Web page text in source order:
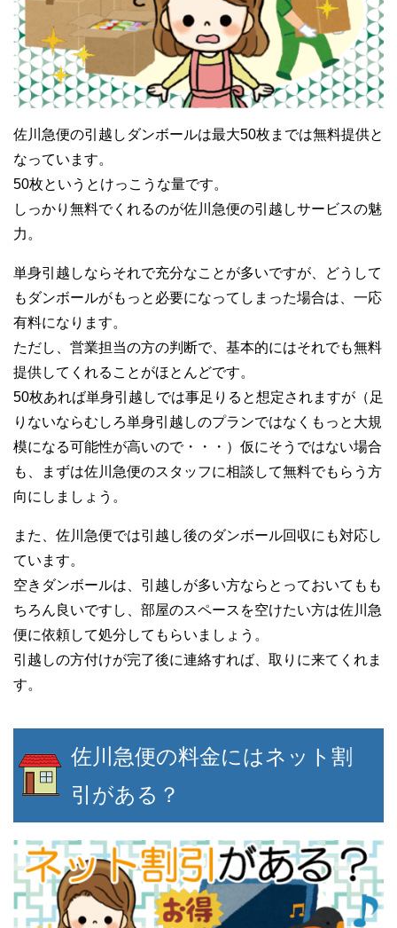
佐川急便の引越しダンボールは最大50枚までは無料提供と
なっています。
50枚というとけっこうな量です。
しっかり無料でくれるのが佐川急便の引越しサービスの魅
力。
単身引越しならそれで充分なことが多いですが、どうして
もダンボールがもっと必要になってしまった場合は、一応
有料になります。
ただし、営業担当の方の判断で、基本的にはそれでも無料
提供してくれることがほとんどです。
50枚あれば単身引越しでは事足りると想定されますが（足
りないならむしろ単身引越しのプランではなくもっと大規
模になる可能性が高いので・・・）仮にそうではない場合
も、まずは佐川急便のスタッフに相談して無料でもらう方
向にしましょう。
また、佐川急便では引越し後のダンボール回収にも対応し
ています。
空きダンボールは、引越しが多い方ならとっておいてもも
ちろん良いですし、部屋のスペースを空けたい方は佐川急
便に依頼して処分してもらいましょう。
引越しの方付けが完了後に連絡すれば、取りに来てくれま
す。
佐川急便の料金にはネット割
引がある？